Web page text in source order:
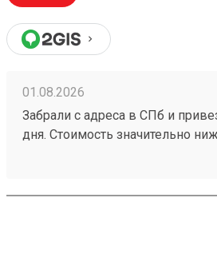
01.08.2026
Забрали с адреса в СПб и
дня. Стоимость значительно
компанией! Номер заказа